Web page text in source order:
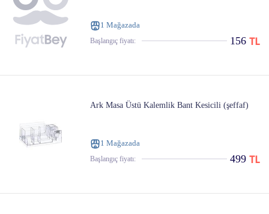
1 Mağazada
Başlangıç ​​fiyatı: 156
Ark Masa Üstü Kalemlik Bant Kesicili (şeffaf)
1 Mağazada
Başlangıç ​​fiyatı: 499